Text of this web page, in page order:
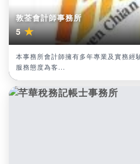
敦荃會計師事務所
5★
本事務所會計師擁有多年專業及實務經
服務態度為客...